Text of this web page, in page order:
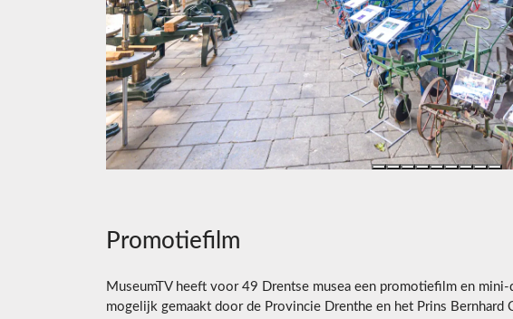
Promotiefilm
MuseumTV heeft voor 49 Drentse musea een promotiefilm en
mogelijk gemaakt door de Provincie Drenthe en het Prins